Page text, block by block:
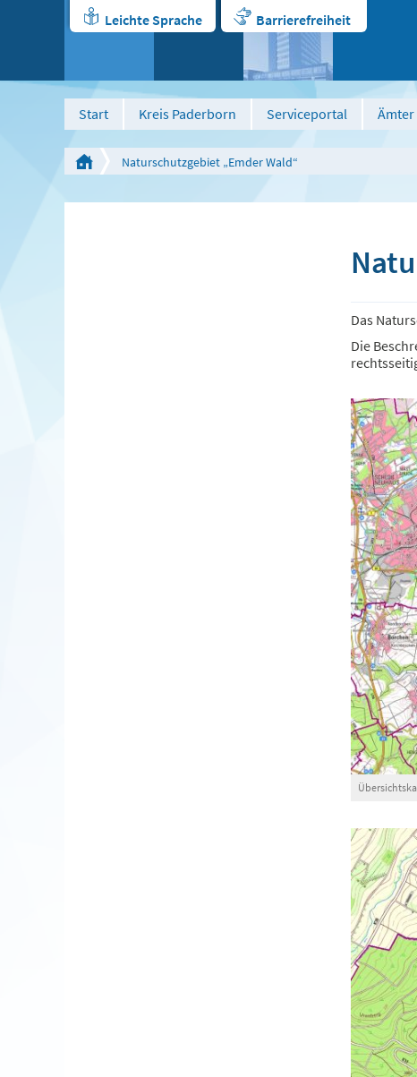
Leichte Sprache Barrierefreiheit
Start Kreis Paderborn Serviceportal
Naturschutzgebiet „Emder Wald“
Das
Die